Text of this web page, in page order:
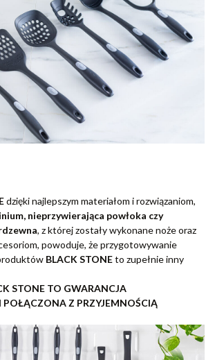
dzięki najlepszym materiałom i rozwiązaniom,
nieprzywierająca powłoka czy
, z której zostały wykonane noże oraz
powoduje, że przygotowywanie
BLACK STONEto zupełnie inny
STONE TO GWARANCJA
Z PRZYJEMNOŚCIĄ